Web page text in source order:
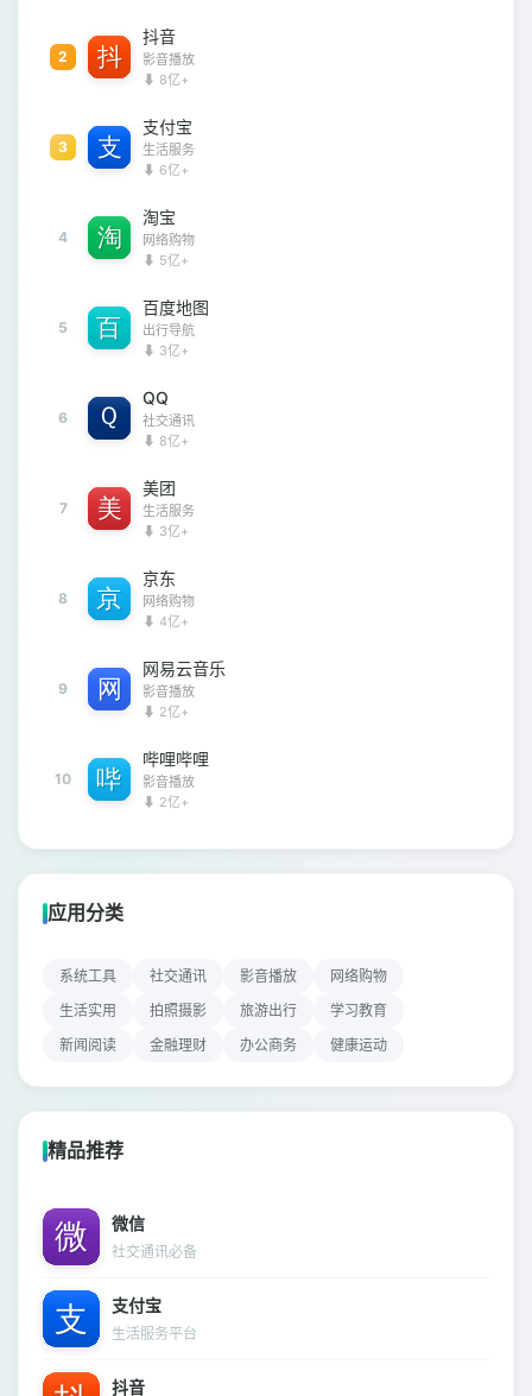
2
抖音
影音播放
⬇ 8亿+
3
支付宝
生活服务
⬇ 6亿+
4
淘宝
网络购物
⬇ 5亿+
5
百度地图
出行导航
⬇ 3亿+
6
QQ
社交通讯
⬇ 8亿+
7
美团
生活服务
⬇ 3亿+
8
京东
网络购物
⬇ 4亿+
9
网易云音乐
影音播放
⬇ 2亿+
10
哔哩哔哩
影音播放
⬇ 2亿+
应用分类
系统工具 社交通讯 影音播放
网络购物
生活实用
拍照摄影 旅游出行
学习教育
新闻阅读
金融理财 办公商务 健康运动
精品推荐
微信
社交通讯必备
支付宝
生活服务平台
抖音